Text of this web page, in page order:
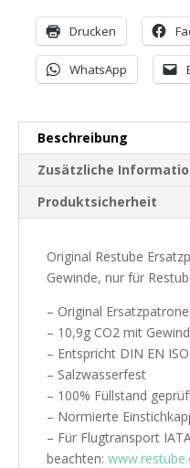
Drucken
WhatsApp
Beschreibung
Zusätzliche
Produktsicherheit
Original Restube
Gewinde, nur für
– Original
– 10,9g CO2 mit
– Entspricht DIN EN
– Salzwasserfest
– 100% Füllstand
– Normierte
– Für Flugtransport
beachten: